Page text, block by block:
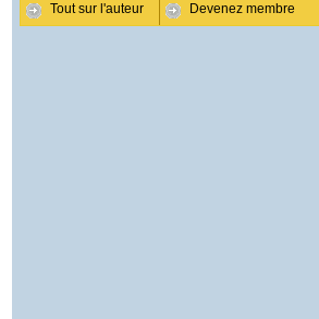
Tout sur l'auteur Devenez membre